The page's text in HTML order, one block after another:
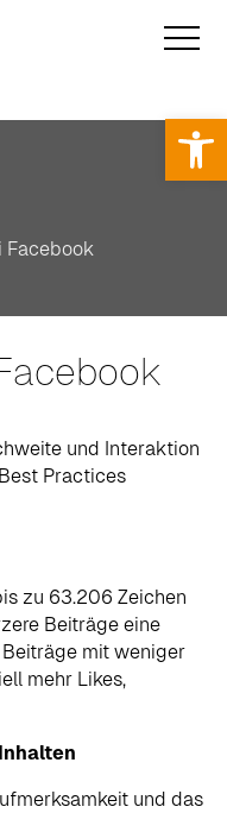
Facebook
und Interaktion
Practices
zu 63.206 Zeichen
Beiträge eine
mit weniger
mehr Likes,
und das